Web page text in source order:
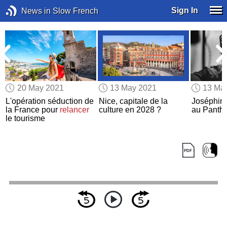
News in Slow French Sign In
20 May 2021
L'opération séduction de
la France pour relancer
le tourisme
13 May 2021
Nice, capitale de la
culture en 2028 ?
13
au